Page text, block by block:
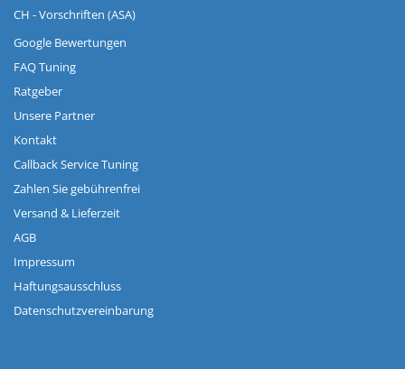
CH - Vorschriften (ASA)
Google Bewertungen
FAQ Tuning
Ratgeber
Unsere Partner
Kontakt
Callback Service Tuning
Zahlen Sie gebührenfrei
Versand & Lieferzeit
AGB
Impressum
Haftungsausschluss
Datenschutzvereinbarung